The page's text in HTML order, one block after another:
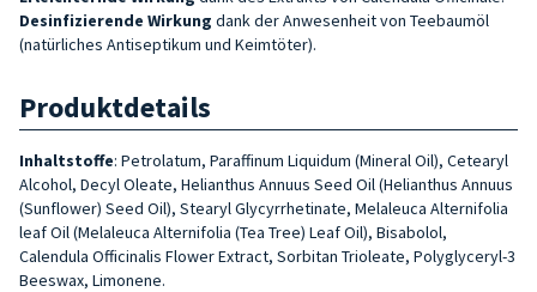
Desinfizierende Wirkung dank der Anwesenheit von Teebaumöl
(natürliches Antiseptikum und Keimtöter).
Produktdetails
Inhaltstoffe: Petrolatum, Paraffinum Liquidum (Mineral Oil), Cetearyl
Alcohol, Decyl Oleate, Helianthus Annuus Seed Oil (Helianthus Annuus
(Sunflower) Se­ed Oil), Stearyl Glycyrrhetinate, Melaleuca Alternifolia
leaf Oil (Melaleuca Alter­nifolia (Tea Tree) Leaf Oil), Bisabolol,
Calendula Officinalis Flower Extract, Sor­bitan Trioleate, Polyglyceryl-3
Beeswax, Limonene.